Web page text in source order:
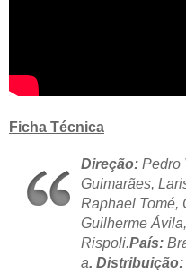
Ficha Técnica
Direção: Pedro
Guimarães,
Raphael Tomé,
Guilherme
Rispoli.País:
a. Distribuição: